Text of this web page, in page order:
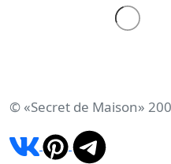
© «Secret de Maison»